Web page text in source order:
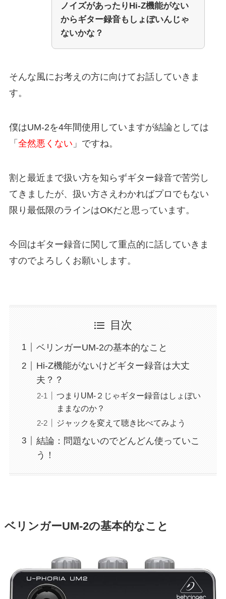
ノイズがあったりHi-Z機能がない
からギター録音もしょぼいんじゃ
ないかな？
そんな風にお考えの方に向けてお話していきま
す。
僕はUM-2を4年間使用していますが結論としては
「 全然悪くない 」ですね。
割と最近まで扱い方を知らずギター録音で苦労し
てきましたが、扱い方さえわかればプロでもない
限り最低限のラインはOKだと思っています。
今回はギター録音に関して重点的に話していきま
すのでよろしくお願いします。
目次
ベリンガーUM-2の基本的なこと
Hi-Z機能がないけどギター録音は大丈
夫？？
つまりUM-２じゃギター録音はしょぼい
ままなのか？
ジャックを変えて聴き比べてみよう
結論：問題ないのでどんどん使っていこ
う！
ベリンガーUM-2の基本的なこと